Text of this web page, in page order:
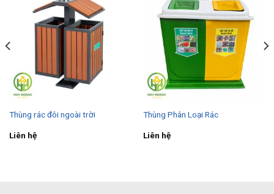
Thùng rác đôi ngoài trời
Liên hệ
Thùng Phân Loại Rác
Liên hệ